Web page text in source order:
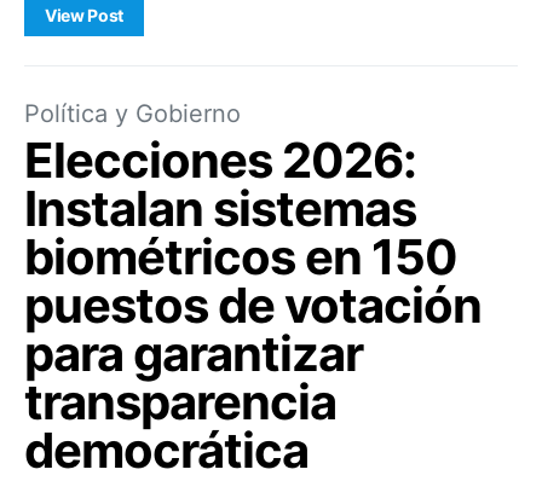
View Post
Política y Gobierno
Elecciones 2026:
Instalan sistemas
biométricos en 150
puestos de votación
para garantizar
transparencia
democrática